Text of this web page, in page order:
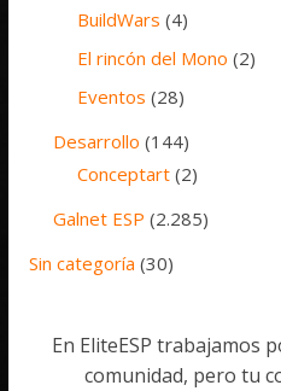
BuildWars (4)
El rincón del Mono (2)
Eventos (28)
Desarrollo (144)
Conceptart (2)
Galnet ESP (2.285)
Sin categoría (30)
En EliteESP trabajamos
comunidad, pero tu